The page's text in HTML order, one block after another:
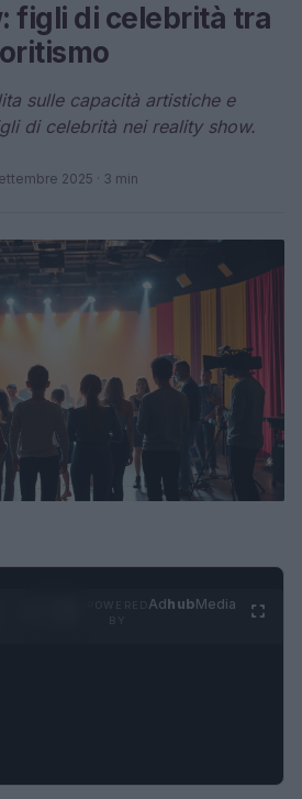
figli di celebrità tra
sulle capacità artistiche e
di celebrità nei reality show.
2025 · 3 min
AdhubMedia